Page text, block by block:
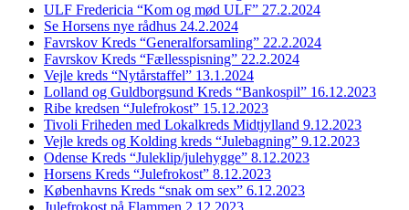
ULF Fredericia “Kom og mød ULF” 27.2.2024
Se Horsens nye rådhus 24.2.2024
Favrskov Kreds “Generalforsamling” 22.2.2024
Favrskov Kreds “Fællesspisning” 22.2.2024
Vejle kreds “Nytårstaffel” 13.1.2024
Lolland og Guldborgsund Kreds “Bankospil” 16.12.2023
Ribe kredsen “Julefrokost” 15.12.2023
Tivoli Friheden med Lokalkreds Midtjylland 9.12.2023
Vejle kreds og Kolding kreds “Julebagning” 9.12.2023
Odense Kreds “Juleklip/julehygge” 8.12.2023
Horsens Kreds “Julefrokost” 8.12.2023
Københavns Kreds “snak om sex” 6.12.2023